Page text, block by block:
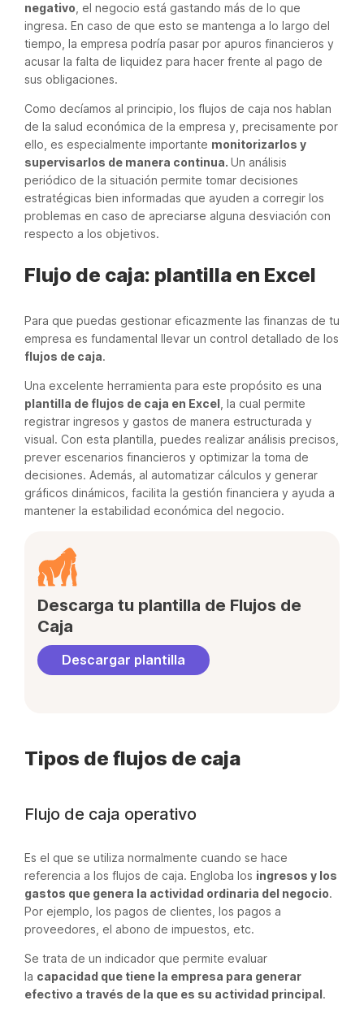
negativo , el negocio está gastando más de lo que
ingresa. En caso de que esto se mantenga a lo largo del
tiempo, la empresa podría pasar por apuros financieros y
acusar la falta de liquidez para hacer frente al pago de
sus obligaciones.
Como decíamos al principio, los flujos de caja nos hablan
de la salud económica de la empresa y, precisamente por
ello, es especialmente importante monitorizarlos y
supervisarlos de manera continua. Un análisis
periódico de la situación permite tomar decisiones
estratégicas bien informadas que ayuden a corregir los
problemas en caso de apreciarse alguna desviación con
respecto a los objetivos.
Flujo de caja: plantilla en Excel
Para que puedas gestionar eficazmente las finanzas de tu
empresa es fundamental llevar un control detallado de los
flujos de caja.
Una excelente herramienta para este propósito es una
plantilla de flujos de caja en Excel , la cual permite
registrar ingresos y gastos de manera estructurada y
visual. Con esta plantilla, puedes realizar análisis precisos,
prever escenarios financieros y optimizar la toma de
decisiones. Además, al automatizar cálculos y generar
gráficos dinámicos, facilita la gestión financiera y ayuda a
mantener la estabilidad económica del negocio.
Descarga tu plantilla de Flujos de
Caja
Descargar plantilla
Tipos de flujos de caja
Flujo de caja operativo
Es el que se utiliza normalmente cuando se hace
referencia a los flujos de caja. Engloba los ingresos y los
gastos que genera la actividad ordinaria del negocio.
Por ejemplo, los pagos de clientes, los pagos a
proveedores, el abono de impuestos, etc.
Se trata de un indicador que permite evaluar
la capacidad que tiene la empresa para generar
efectivo a través de la que es su actividad principal.